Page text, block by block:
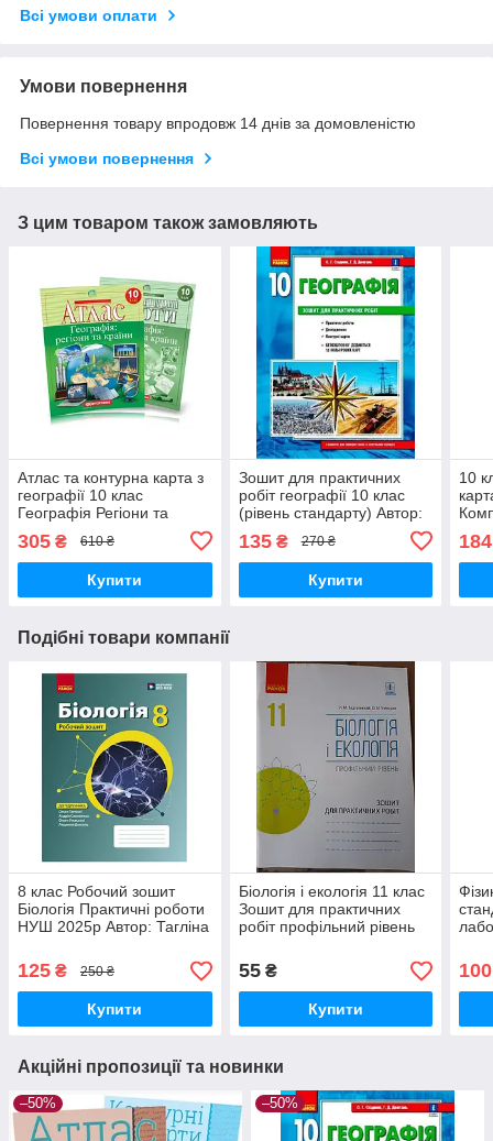
Всі умови оплати
Умови повернення
Повернення товару впродовж 14 днів за домовленістю
Всі умови повернення
З цим товаром також замовляють
Атлас та контурна карта з
географії 10 клас
Географія Регіони та
305 ₴ 610 ₴
Купити
Зошит для практичних
робіт географії 10 клас
(рівень стандарту) Автор:
Ранок
135₴ 270 ₴
Купити
10
184
Подібні товари компанії
8 клас Робочий зошит
Біологія Практичні роботи
НУШ 2025р Автор: Тагліна
125 ₴ 250 ₴
Купити
Біологія і екологія 11 клас
Зошит для практичних
робіт профільний рівень
Задорожний,Утєвська
55₴
Купити
100
Акційні пропозиції та новинки
–50% –50%